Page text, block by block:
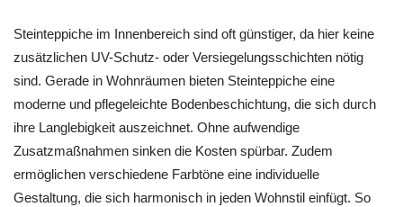
Steinteppiche im Innenbereich sind oft günstiger, da hier keine
zusätzlichen UV-Schutz- oder Versiegelungsschichten nötig
sind. Gerade in Wohnräumen bieten Steinteppiche eine
moderne und pflegeleichte Bodenbeschichtung, die sich durch
ihre Langlebigkeit auszeichnet. Ohne aufwendige
Zusatzmaßnahmen sinken die Kosten spürbar. Zudem
ermöglichen verschiedene Farbtöne eine individuelle
Gestaltung, die sich harmonisch in jeden Wohnstil einfügt. So